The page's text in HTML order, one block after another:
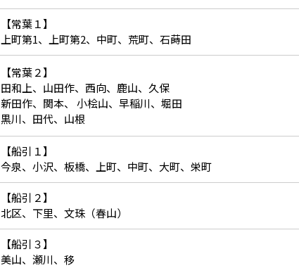
【常葉１】
上町第1、上町第2、中町、荒町、石蒔田
【常葉２】
田和上、山田作、西向、鹿山、久保
新田作、関本、 小桧山、早稲川、堀田
黒川、田代、山根
【船引１】
今泉、小沢、板橋、上町、中町、大町、栄町
【船引２】
北区、下里、文珠（春山）
【船引３】
美山、瀬川、移